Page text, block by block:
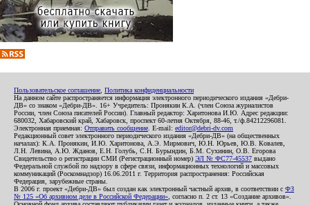
Пользовательское соглашение Политика конфиденциальности
На данном сайте распространяется информация электронного периодического издания «Дебри-
ДВ» со знаком «Дебри-ДВ». 16+ Учредитель: Пронякин К.А. (член Союза журналистов
России, член Союза писателей России). Главный редактор: Харитонова И.Ю. Адрес редакции:
680032, Хабаровский край, Хабаровск, проспект 60-летия Октября, 88-46, т./ф.84212296081.
Электронная приемная: Отправить сообщение . E-mail: editor@debri-dv.com
Редакционный совет электронного периодического издания «Дебри-ДВ» (на общественных
началах): К.А. Пронякин, И.Ю. Харитонова, А.Э. Мирмович, Ю.Н. Юрьев, Ю.В. Ковалев,
Л.Н. Левина, А.Ю. Жданов, Е.Н. Голубь, С.Н. Бурындин, Б.М. Сухинин, О.В. Егорова
Свидетельство о регистрации СМИ (Регистрационный номер) ЭЛ № ФС77-45537 выдано
Федеральной службой по надзору в сфере связи, информационных технологий и массовых
коммуникаций (Роскомнадзор) 16.06.2011 г. Территория распространения: Российская
Федерация, зарубежные страны.
В 2006 г. проект «Дебри-ДВ» был создан как электронный частный архив, в соответствии с ФЗ
№ 125 «Об архивном деле в Российской Федерации» , согласно п. 2 ст. 13 «Создание архивов».